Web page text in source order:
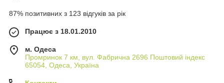
87% позитивних з 123 відгуків за рік
Працює з 18.01.2010
м. Одеса
Промринок 7 км, вул. Фабрична 2696 Поштовий індекс
65054, Одеса, Україна